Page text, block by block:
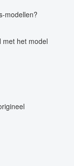
modellen?
met het model